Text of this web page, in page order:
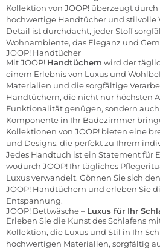
Kollektion von JOOP! überzeugt
hochwertige Handtücher und stilvolle
Detail ist durchdacht, jeder Stoff
Wohnambiente, das Eleganz und
JOOP! Handtücher
Mit JOOP! Handtüchern wird der
einem Erlebnis von Luxus und
Materialien und die sorgfältige
Handtüchern, die nicht nur höchsten
Funktionalität genügen, sondern
Komponente in Ihr Badezimmer
Kollektionen von JOOP! bieten eine
und Designs, die perfekt zu Ihrem
Jedes Handtuch ist ein Statement für
wodurch JOOP! Ihr tägliches
Luxus verwandelt. Gönnen Sie sich
JOOP! Handtüchern und erleben Sie
Entspannung.
JOOP! Bettwäsche – Luxus für Ihr
Erleben Sie die Kunst des Schlafens
Kollektion, die Luxus und Stil in Ihr
hochwertigen Materialien, sorgfältig